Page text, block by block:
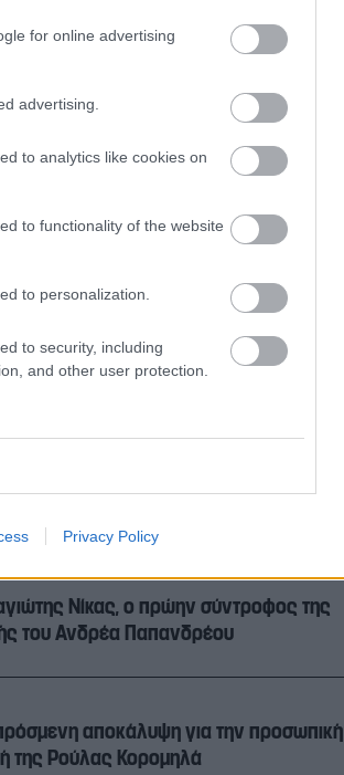
for online advertising
advertising.
to analytics like cookies on
to functionality of the website
to personalization.
to security, including
and other user protection.
Privacy Policy
ζωγράφισε τον Ηλία
αγαπάς τον κινηματογράφο, είναι
Νίκας, ο πρώην σύντροφος της
του Ανδρέα Παπανδρέου
αποκάλυψη για την προσωπική
της Ρούλας Κορομηλά